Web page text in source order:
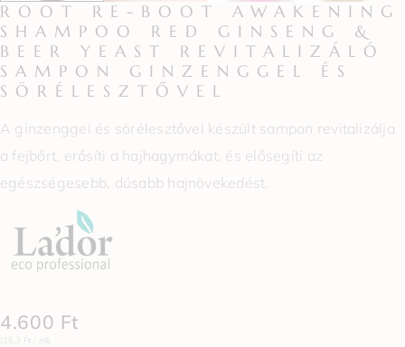
ROOT RE-BOOT AWAKENING
SHAMPOO RED GINSENG &
BEER YEAST REVITALIZÁLÓ
SAMPON GINZENGGEL ÉS
SÖRÉLESZTŐVEL
A ginzenggel és sörélesztővel készült sampon revitalizálja
a fejbőrt, erősíti a hajhagymákat, és elősegíti az
egészségesebb, dúsabb hajnövekedést.
4.600 Ft
(15,3 Ft / ml)